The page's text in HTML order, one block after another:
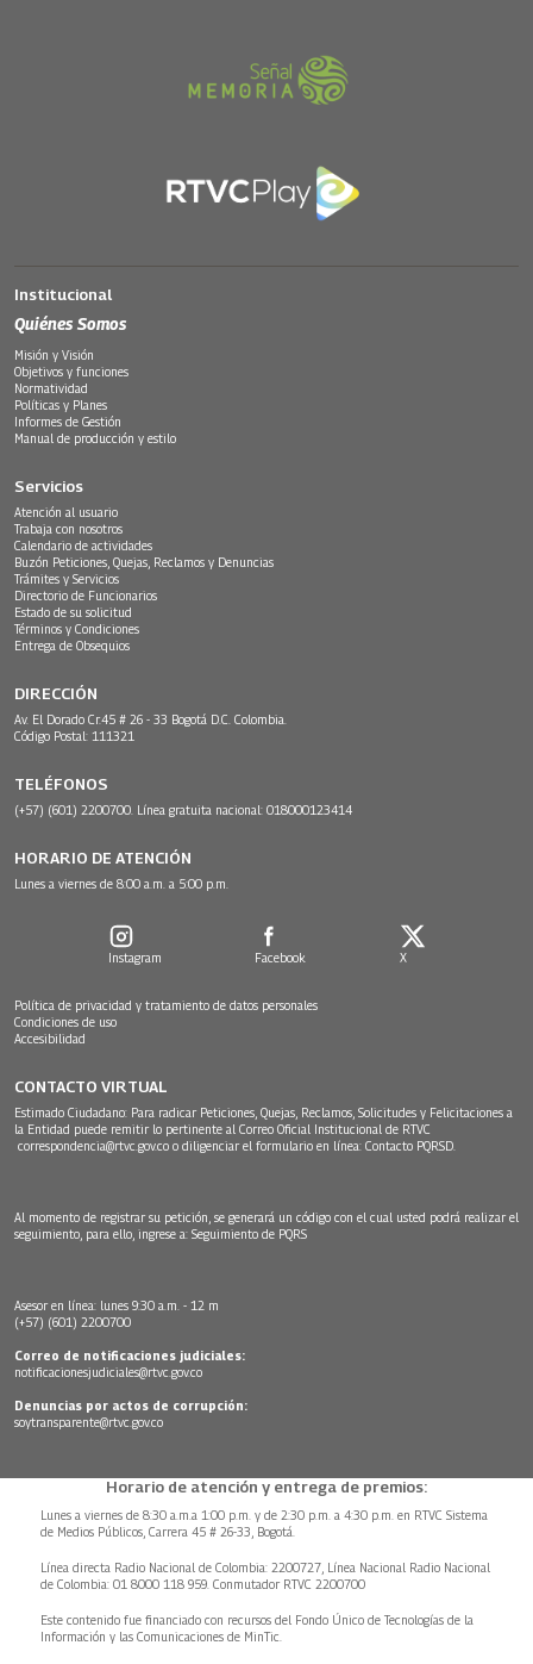
Institucional
Quiénes Somos
Misión y Visión
Objetivos y funciones
Normatividad
Políticas y Planes
Informes de Gestión
Manual de producción y estilo
Servicios
Atención al usuario
Trabaja con nosotros
Calendario de actividades
Buzón Peticiones, Quejas, Reclamos y Denuncias
Trámites y Servicios
Directorio de Funcionarios
Estado de su solicitud
Términos y Condiciones
Entrega de Obsequios
DIRECCIÓN
Av. El Dorado Cr.45 # 26 - 33 Bogotá D.C. Colombia.
Código Postal: 111321
TELÉFONOS
(+57) (601) 2200700. Línea gratuita nacional: 018000123414
HORARIO DE ATENCIÓN
Lunes a viernes de 8:00 a.m. a 5:00 p.m.
Instagram Facebook X
Política de privacidad y tratamiento de datos personales
Condiciones de uso
Accesibilidad
CONTACTO VIRTUAL
Estimado Ciudadano: Para radicar Peticiones, Quejas, Reclamos, Solicitudes y Felicitaciones a
la Entidad puede remitir lo pertinente al Correo Oficial Institucional de RTVC
correspondencia@rtvc.gov.co o diligenciar el formulario en línea: Contacto PQRSD.
Al momento de registrar su petición, se generará un código con el cual usted podrá realizar el
seguimiento, para ello, ingrese a: Seguimiento de PQRS
Asesor en línea: lunes 9:30 a.m. - 12 m
(+57) (601) 2200700
Correo de notificaciones judiciales:
notificacionesjudiciales@rtvc.gov.co
Denuncias por actos de corrupción:
soytransparente@rtvc.gov.co
Horario de atención y entrega de premios:
Lunes a viernes de 8:30 a.m.a 1:00 p.m. y de 2:30 p.m. a 4:30 p.m. en RTVC Sistema
de Medios Públicos, Carrera 45 # 26-33, Bogotá.
Línea directa Radio Nacional de Colombia: 2200727, Línea Nacional Radio Nacional
de Colombia: 01 8000 118 959. Conmutador RTVC 2200700
Este contenido fue financiado con recursos del Fondo Único de Tecnologías de la
Información y las Comunicaciones de MinTic.